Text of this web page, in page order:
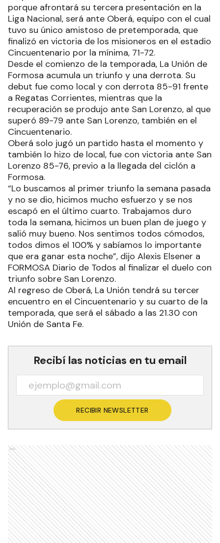
porque afrontará su tercera presentación en la
Liga Nacional, será ante Oberá, equipo con el cual
tuvo su único amistoso de pretemporada, que
finalizó en victoria de los misioneros en el estadio
Cincuentenario por la mínima, 71-72.
Desde el comienzo de la temporada, La Unión de
Formosa acumula un triunfo y una derrota. Su
debut fue como local y con derrota 85-91 frente
a Regatas Corrientes, mientras que la
recuperación se produjo ante San Lorenzo, al que
superó 89-79 ante San Lorenzo, también en el
Cincuentenario.
Oberá solo jugó un partido hasta el momento y
también lo hizo de local, fue con victoria ante San
Lorenzo 85-76, previo a la llegada del ciclón a
Formosa.
“Lo buscamos al primer triunfo la semana pasada
y no se dio, hicimos mucho esfuerzo y se nos
escapó en el último cuarto. Trabajamos duro
toda la semana, hicimos un buen plan de juego y
salió muy bueno. Nos sentimos todos cómodos,
todos dimos el 100% y sabíamos lo importante
que era ganar esta noche”, dijo Alexis Elsener a
FORMOSA Diario de Todos al finalizar el duelo con
triunfo sobre San Lorenzo.
Al regreso de Oberá, La Unión tendrá su tercer
encuentro en el Cincuentenario y su cuarto de la
temporada, que será el sábado a las 21.30 con
Unión de Santa Fe.
Recibí las noticias en tu email
RECIBIR NEWSLETTER
Ads